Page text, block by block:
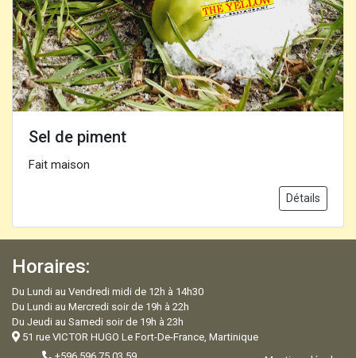
Sel de piment
Fait maison
Détails
Horaires:
Du Lundi au Vendredi midi de 12h à 14h30
Du Lundi au Mercredi soir de 19h à 22h
Du Jeudi au Samedi soir de 19h à 23h
51 rue VICTOR HUGO Le Fort-De-France, Martinique